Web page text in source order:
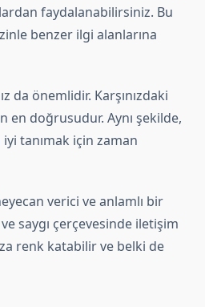
faydalanabilirsiniz. Bu
benzer ilgi alanlarına
da önemlidir. Karşınızdaki
en doğrusudur. Aynı şekilde,
tanımak için zaman
verici ve anlamlı bir
saygı çerçevesinde iletişim
renk katabilir ve belki de